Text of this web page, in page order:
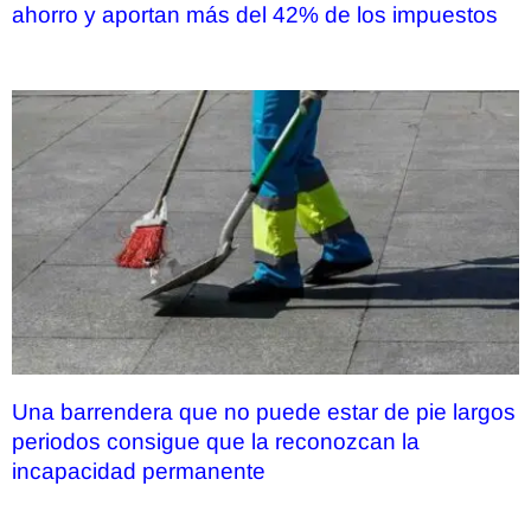
ahorro y aportan más del 42% de los impuestos
Una barrendera que no puede estar de pie largos
periodos consigue que la reconozcan la
incapacidad permanente